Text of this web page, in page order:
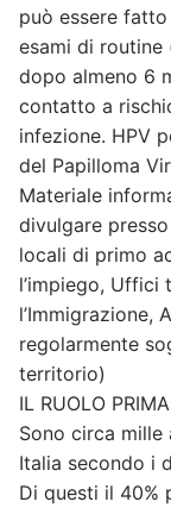
può essere
esami di
dopo almeno 6
contatto a
infezione. HPV
del Papilloma
Materiale
divulgare
locali di primo
l’impiego, Uffici
l’Immigrazione,
regolarmente
territorio)
IL RUOLO
Sono circa
Italia secondo i
Di questi il 40%